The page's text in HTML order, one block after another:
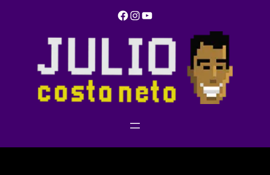
Facebook Instagram YouTube